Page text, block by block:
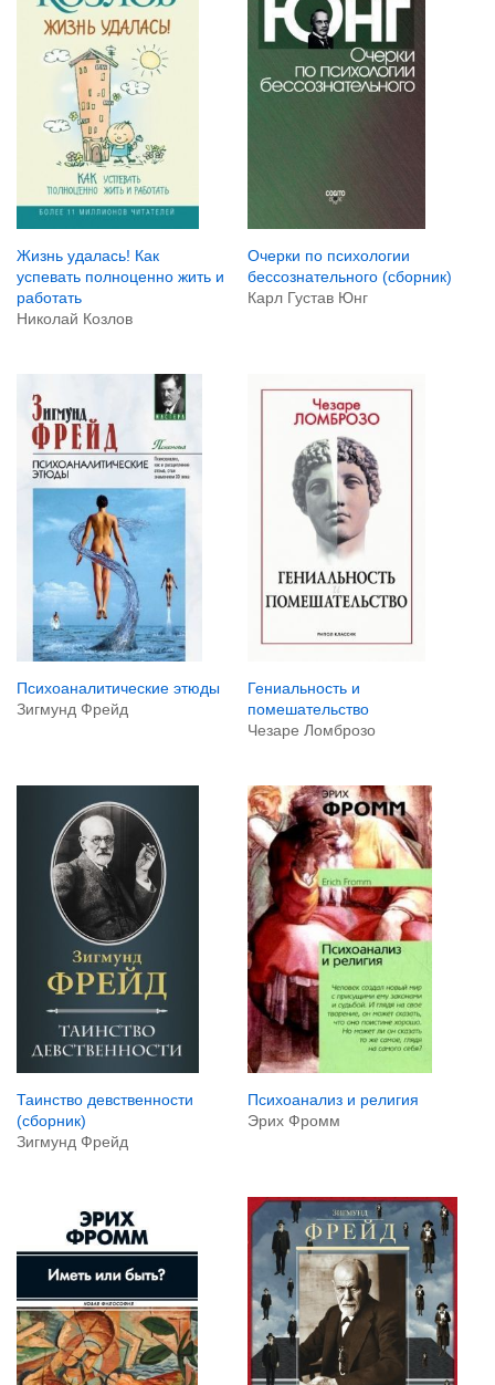
Жизнь удалась! Как
успевать полноценно жить и
работать
Николай Козлов
Очерки по психологии
бессознательного (сборник)
Карл Густав Юнг
Психоаналитические этюды
Зигмунд Фрейд
Гениальность и
помешательство
Чезаре Ломброзо
Таинство девственности
(сборник)
Зигмунд Фрейд
Психоанализ и религия
Эрих Фромм